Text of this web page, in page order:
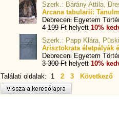
Szerk.: Bárány Attila,
Arcana tabularii:
Debreceni Egyetem
4 199 Ft helyett 10%
Szerk.: Papp Klára,
Arisztokrata életpályák
Debreceni Egyetem
3 300 Ft helyett 10%
Találati oldalak: 1 2 3 Következő